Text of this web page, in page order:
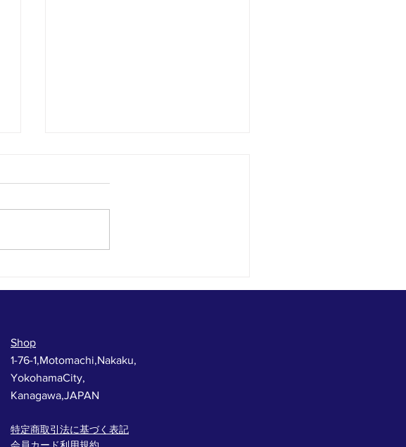
けんバトル開催です！！
Shop
1-76-1,Motomachi,Nakaku,
YokohamaCity,
Kanagawa,JAPAN
特定商取引法に基づく表記